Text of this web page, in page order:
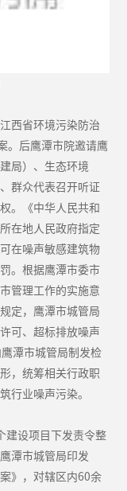
西省环境污染防治
。后鹰潭市院邀请鹰
局）、生态环境
群众代表召开听证
。《中华人民共和
在地人民政府指定
在噪声敏感建筑物
。根据鹰潭市委市
管理工作的实施意
定，鹰潭市城管局
可、超标排放噪声
潭市城管局制发检
，统筹相关行政职
行业噪声污染。
建设项目下发责令整
潭市城管局印发
》，对辖区内60余